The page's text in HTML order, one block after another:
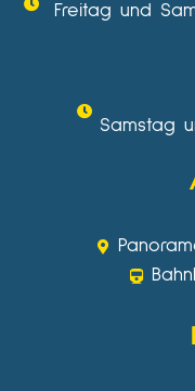
Freitag und
Samstag